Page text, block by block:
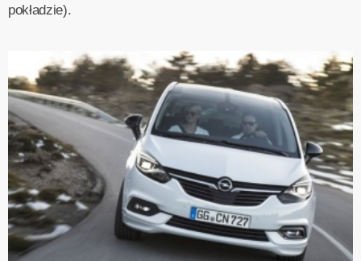
pokładzie).